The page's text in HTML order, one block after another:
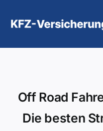
Inhalt
Hilfe und Kontakt
Off Road
Die besten